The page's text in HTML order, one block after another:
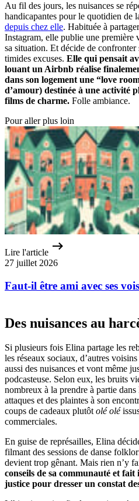
Au fil des jours, les nuisances se
handicapantes pour le quotidien de
depuis chez elle. Habituée à
Instagram, elle publie une première
sa situation. Et décide de
timides excuses. Elle qui pensait
louant un Airbnb réalise
dans son logement une “love
d’amour) destinée à une activité
films de charme. Folle ambiance.
Pour aller plus loin
Lire l'article
27 juillet 2026
Faut-il être ami avec ses
Des nuisances au
Si plusieurs fois Elina partage les
les réseaux sociaux, d’autres
aussi des nuisances et vont même
podcasteuse. Selon eux, les bruits
nombreux à la prendre à partie
attaques et des plaintes à son
coups de cadeaux plutôtolé olé
commerciales.
En guise de représailles, Elina
filmant des sessions de danse
devient trop gênant. Mais rien n’y
conseils de sa communauté et
justice pour dresser un constat